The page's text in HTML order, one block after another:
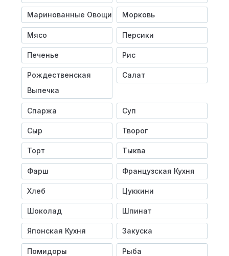
Маринованные Овощи Морковь
Мясо Персики
Печенье Рис
Рождественская
Выпечка
Салат
Спаржа Суп
Сыр Творог
Торт Тыква
Фарш Французская Кухня
Хлеб Цуккини
Шоколад Шпинат
Японская Кухня Закуска
Помидоры Рыба